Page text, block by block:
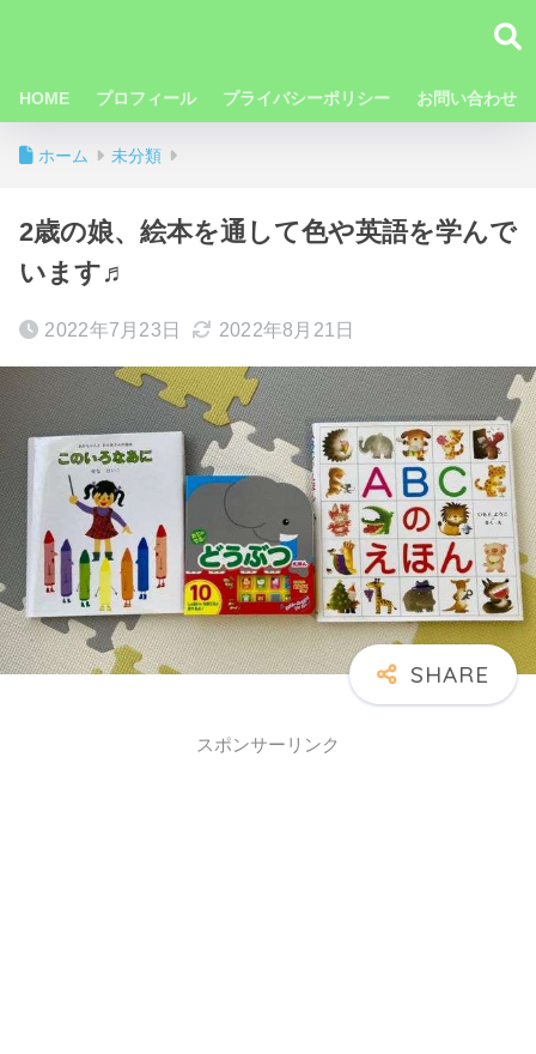
HOME プロフィール プライバシーポリシー お問い合わせ
ホーム 未分類
2歳の娘、絵本を通して色や英語を学んで
います♬
2022年7月23日 2022年8月21日
スポンサーリンク